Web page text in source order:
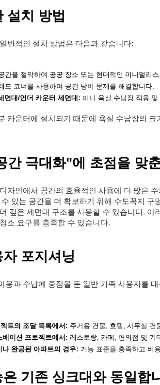
설치 방법
반적인 설치 방법은 다음과 같습니다:
간을 절약하여 공공 장소 또는 현대적인 미니멀리
드 코너를 사용하여 공간 낭비 문제를 해결합니다.
면대/언더 카운터 세면대: 미니 욕실 수납장 적응 및
카운터에 설치되기 때문에 욕실 수납장의
간 극대화"에 초점을 맞
자인에서 공간의 효율적인 사용에 더 많은
있는 공간을 더 확보하기 위해 수도꼭지
깊은 세면대 구조를 사용할 수 있습니다.
소 요구를 충족할 수 있습니다.
포지셔닝
용과 수납에 중점을 둔 일반 가족 사용자를
트의 조달 목록에서: 주거용 건물, 호텔, 사무실 건
베이션 프로젝트에서: 레스토랑, 카페, 편의점 및 기
나 완공된 아파트의 경우: 기능 표준을 충족하고 비
기존 싱크대와 동일합